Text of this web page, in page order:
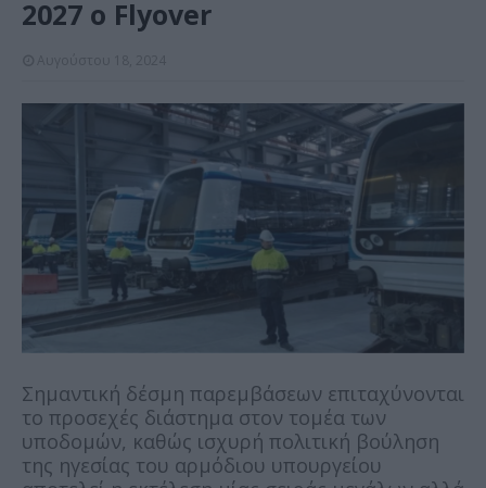
2027 o Flyover
Σημαντική δέσμη παρεμβάσεων επιταχύνονται
το προσεχές διάστημα στον τομέα των
υποδομών, καθώς ισχυρή πολιτική βούληση
της ηγεσίας του αρμόδιου υπουργείου